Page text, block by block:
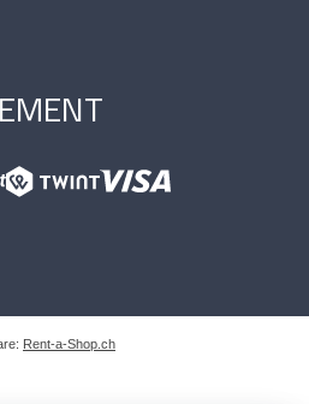
Rent-a-Shop.ch